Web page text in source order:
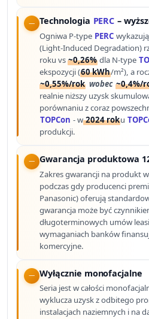
Technologia PERC –
Ogniwa P-type PERC
(Light-Induced Degradation)
roku vs~0,26% dla N-type
ekspozycji (60 kWh/m²), a
~0,55%/rok wobec ~0,4%/
realnie niższy uzysk
porównaniu z coraz
TOPCon - w2024 roku
produkcji.
Gwarancja produktowa
Zakres gwarancji na produkt
podczas gdy producenci
Panasonic) oferują
gwarancja może być
długoterminowych umów
wymaganiach banków
komercyjne.
Wyłącznie monofacjalne
Seria jest w całości
wyklucza uzysk z odbitego
instalacjach naziemnych i na